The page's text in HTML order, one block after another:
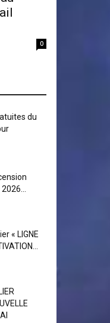
0
du
« LIGNE